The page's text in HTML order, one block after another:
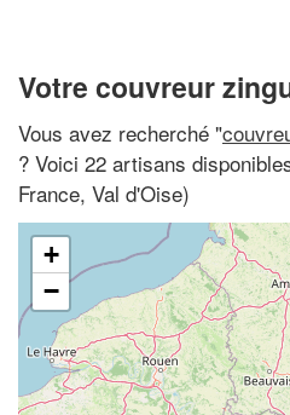
Votre couvreur
Vous avez recherché "
? Voici 22 artisans
France, Val d'Oise)
+
−